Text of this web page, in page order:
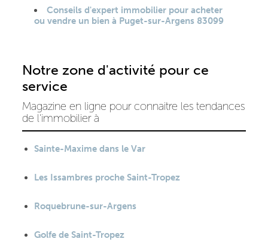
Conseils d'expert immobilier pour acheter
ou vendre un bien à Puget-sur-Argens 83099
Notre zone d'activité pour ce
service
Magazine en ligne pour connaitre les tendances
de l'immobilier à
Sainte-Maxime dans le Var
Les Issambres proche Saint-Tropez
Roquebrune-sur-Argens
Golfe de Saint-Tropez